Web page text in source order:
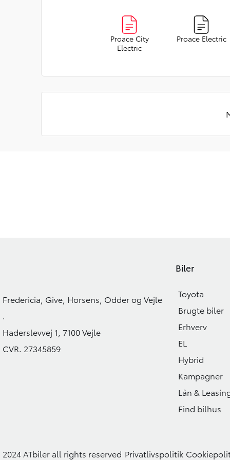
Proace City
Electric
Proace Electric
Fredericia, Give, Horsens, Odder og Vejle
.
Haderslevvej 1, 7100 Vejle
CVR. 27345859
Biler
Toyota
Brugte biler
Erhverv
EL
Hybrid
Kampagner
Lån &
Find bilhus
2024 ATbiler all rights reserved Privatlivspolitik